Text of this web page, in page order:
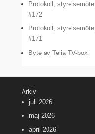
Protokoll,
#172
Protokoll,
#171
Byte av Telia TV-box
Arkiv
juli 2026
maj 2026
april 2026